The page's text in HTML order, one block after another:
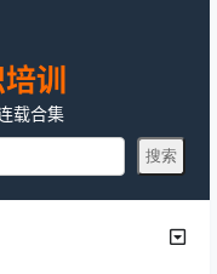
训
载合集